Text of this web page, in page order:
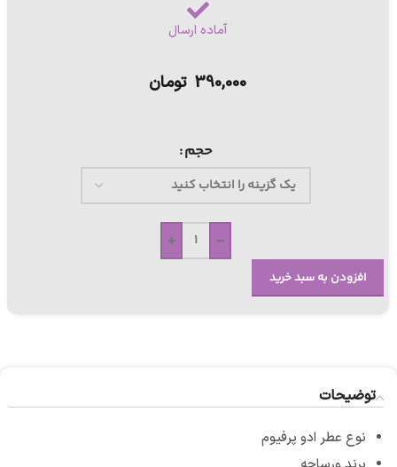
آماده ارسال
390,000 تومان
حجم
-
+
افزودن به سبد خرید
توضیحات
نوع عطر ادو پرفیوم